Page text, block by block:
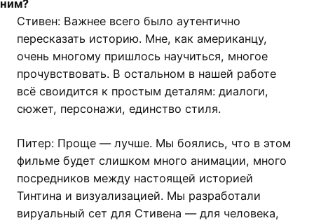
ним?
Стивен: Важнее всего было аутентично
пересказать историю. Мне, как американцу,
очень многому пришлось научиться, многое
прочувствовать. В остальном в нашей работе
всё своидится к простым деталям: диалоги,
сюжет, персонажи, единство стиля.
Питер: Проще — лучше. Мы боялись, что в этом
фильме будет слишком много анимации, много
посредников между настоящей историей
Тинтина и визуализацией. Мы разработали
вируальный сет для Стивена — для человека,